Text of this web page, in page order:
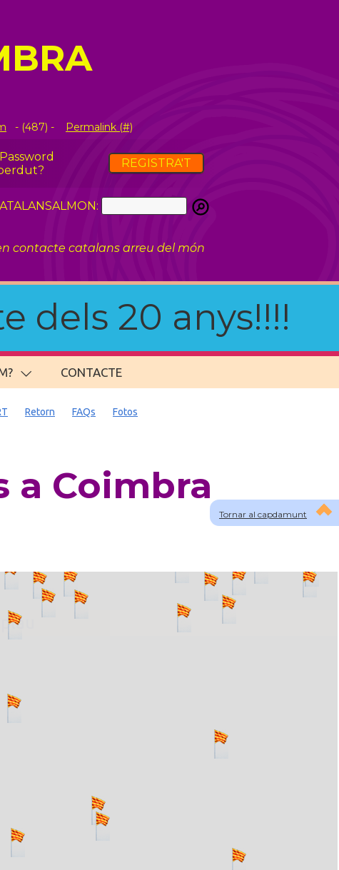
- (487) - Permalink (#)
Password
REGISTRA'T
contacte catalans arreu del món
dels 20 anys!!!!
CONTACTE
Tornar al capdamunt
Retorn FAQs Fotos
a Coimbra